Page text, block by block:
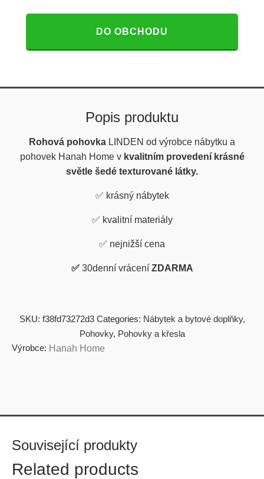
DO OBCHODU
Popis produktu
Rohová pohovka LINDEN od výrobce nábytku a
pohovek Hanah Home v kvalitním provedení krásné
světle šedé texturované látky.
✅ krásný nábytek
✅ kvalitní materiály
✅ nejnižší cena
✅ 30denní vrácení ZDARMA
SKU: f38fd73272d3 Categories: Nábytek a bytové doplňky,
Pohovky, Pohovky a křesla
Výrobce: Hanah Home
Související produkty
Related products